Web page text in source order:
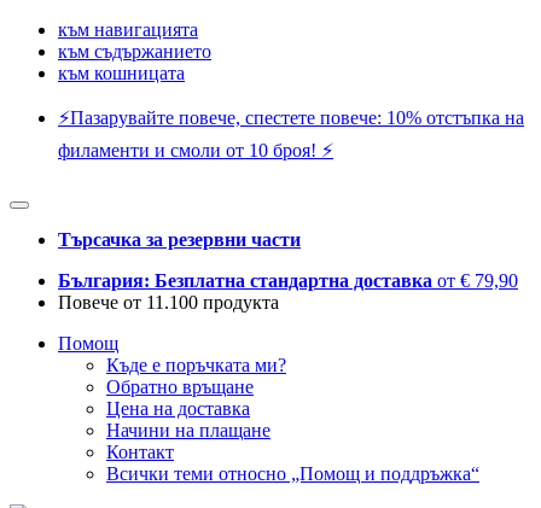
към навигацията
към съдържанието
към кошницата
⚡️Пазарувайте повече, спестете повече: 10% отстъпка на
филаменти и смоли от 10 броя! ⚡️
Търсачка за резервни части
България: Безплатна стандартна доставка от € 79,90
Повече от 11.100 продукта
Помощ
Къде е поръчката ми?
Обратно връщане
Цена на доставка
Начини на плащане
Контакт
Всички теми относно „Помощ и поддръжка“